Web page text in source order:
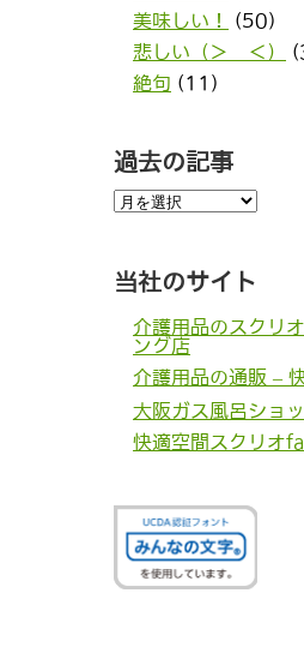
美味しい！
(50)
悲しい（＞＿＜）
絶句 (11)
過去の記事
過
去
事
当社のサイト
介護用品のスクリ
ング店
介護用品の通販 –
大阪ガス風呂ショ
快適空間スクリオ